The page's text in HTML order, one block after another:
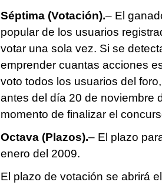
Séptima (Votación).– El
popular de los usuarios
votar una sola vez. Si se
emprender cuantas acciones
voto todos los usuarios del
antes del día 20 de noviembre
momento de finalizar el
Octava (Plazos).– El plazo
enero del 2009.
El plazo de votación se abrirá